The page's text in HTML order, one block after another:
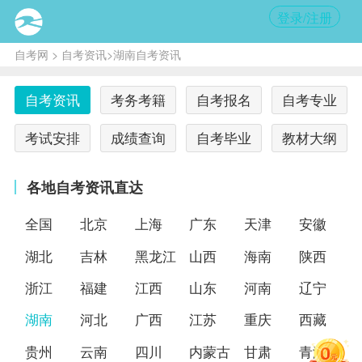
登录/注册
自考网 > 自考资讯>湖南自考资讯
自考资讯 考务考籍 自考报名
自考专业
考试安排
成绩查询 自考毕业 教材大纲
各地自考资讯直达
全国 北京 上海 广东 天津
安徽
湖北
吉林 黑龙江 山西 海南
陕西
浙江
福建 江西 山东 河南
辽宁
湖南
河北 广西 江苏 重庆
西藏
贵州
云南 四川 内蒙古 甘肃
青海